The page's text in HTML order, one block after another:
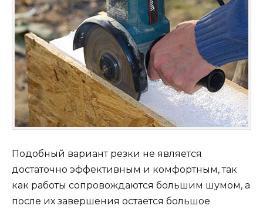
Подобный вариант резки не является
достаточно эффективным и комфортным, так
как работы сопровождаются большим шумом, а
после их завершения остается большое